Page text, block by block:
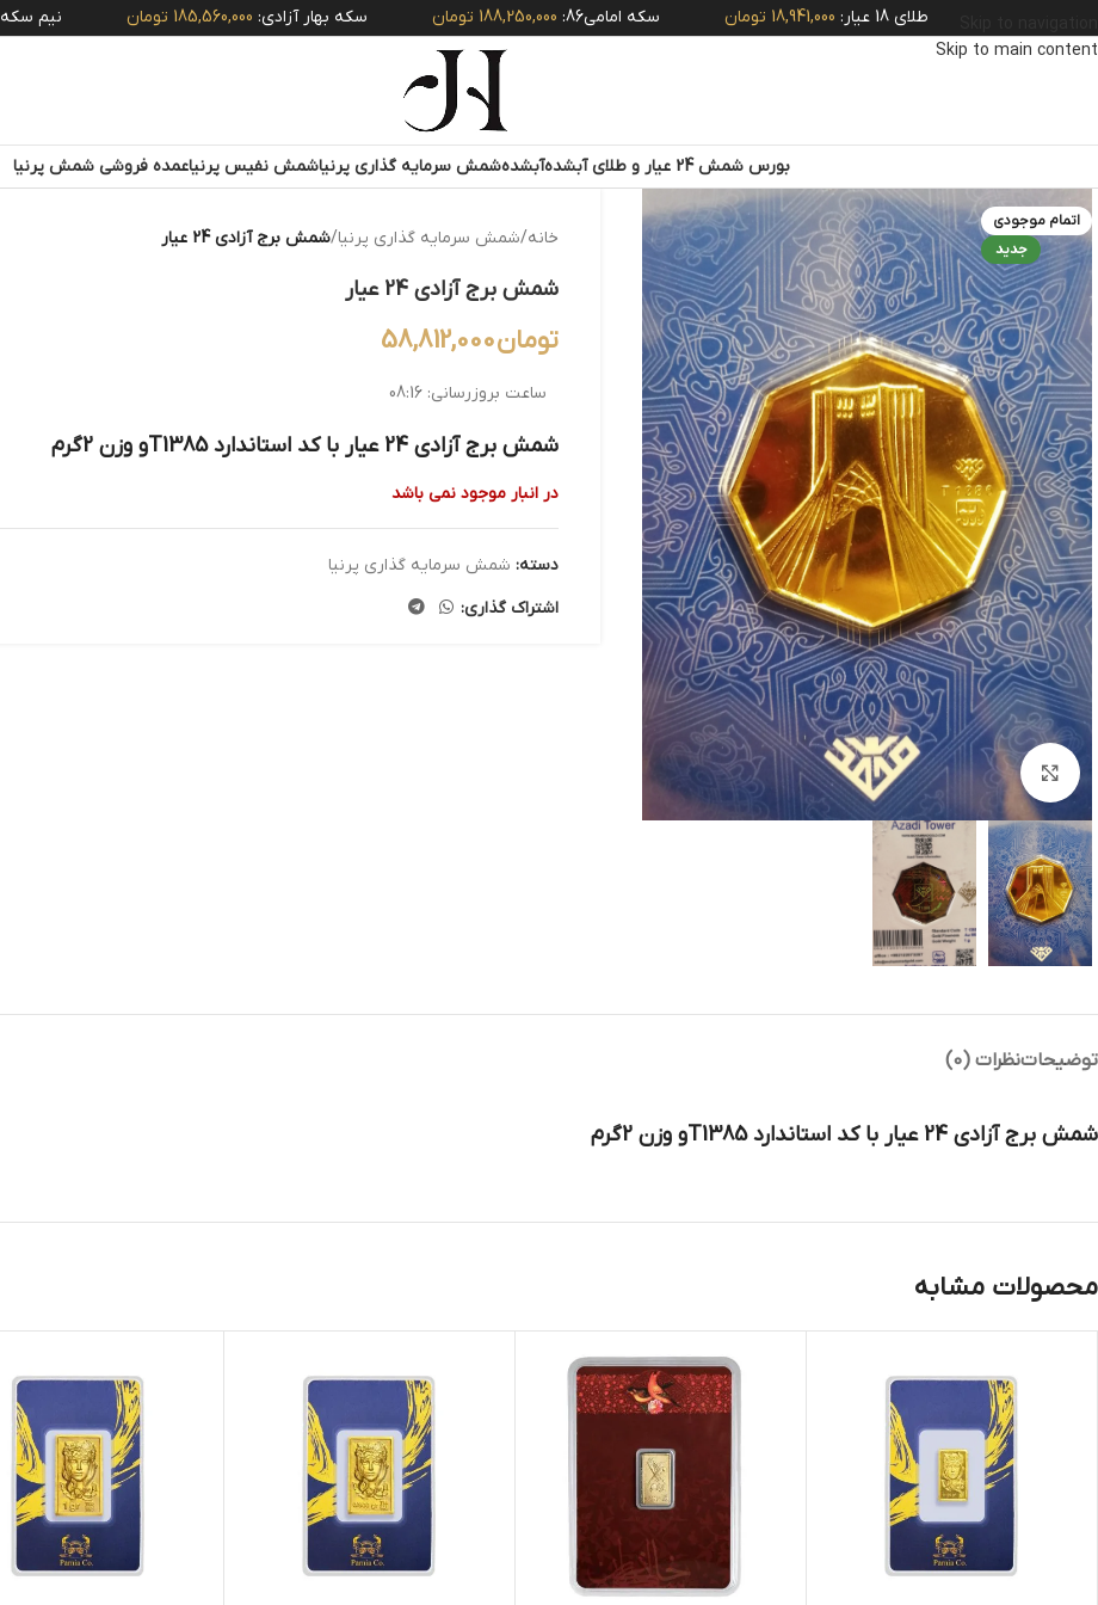
Skip to main content
18,941,000 تومان سکه امامی86: 188,250,000 تومان سکه بهار آزادی:185,560,000 تومان نیم سکه امامی86:
بورس شمش 24 عیار و طلای آبشده آبشدهشمش سرمایه گذاری پرنیاشمش نفیس پرنیاعمده فروشی شمش پرنیا
اتمام موجودی
جدید
بزرگنمایی تصویر
خانه/شمش سرمایه گذاری پرنیا/شمش برج آزادی 24 عیار
شمش برج آزادی 24 عیار
تومان
ساعت بروزرسانی:08:16
شمش برج آزادی 24 عیار با کد استاندارد T1385و وزن 2گرم
در انبار موجود نمی باشد
دسته: شمش سرمایه گذاری پرنیا
اشتراک گذاری:
توضیحاتنظرات (0)
شمش برج آزادی 24 عیار با کد استاندارد T1385و وزن 2گرم
محصولات مشابه